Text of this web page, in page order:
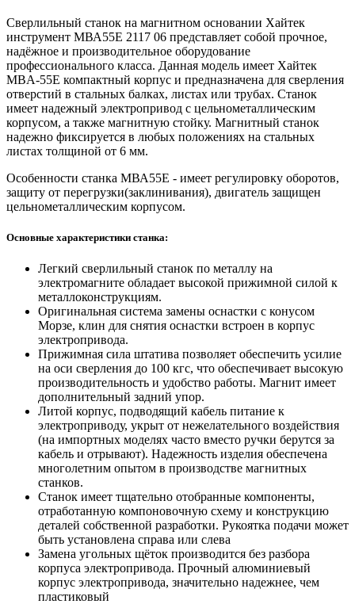
Сверлильный станок на магнитном основании Хайтек
инструмент МВА55Е 2117 06 представляет собой прочное,
надёжное и производительное оборудование
профессионального класса. Данная модель имеет Хайтек
MBА-55Е компактный корпус и предназначена для сверления
отверстий в стальных балках, листах или трубах. Станок
имеет надежный электропривод с цельнометаллическим
корпусом, а также магнитную стойку. Магнитный станок
надежно фиксируется в любых положениях на стальных
листах толщиной от 6 мм.
Особенности станка МВА55E - имеет регулировку оборотов,
защиту от перегрузки(заклинивания), двигатель защищен
цельнометаллическим корпусом.
Основные характеристики станка:
Легкий сверлильный станок по металлу на
электромагните обладает высокой прижимной силой к
металлоконструкциям.
Оригинальная система замены оснастки с конусом
Морзе, клин для снятия оснастки встроен в корпус
электропривода.
Прижимная сила штатива позволяет обеспечить усилие
на оси сверления до 100 кгс, что обеспечивает высокую
производительность и удобство работы. Магнит имеет
дополнительный задний упор.
Литой корпус, подводящий кабель питание к
электроприводу, укрыт от нежелательного воздействия
(на импортных моделях часто вместо ручки берутся за
кабель и отрывают). Надежность изделия обеспечена
многолетним опытом в производстве магнитных
станков.
Станок имеет тщательно отобранные компоненты,
отработанную компоновочную схему и конструкцию
деталей собственной разработки. Рукоятка подачи может
быть установлена справа или слева
Замена угольных щёток производится без разбора
корпуса электропривода. Прочный алюминиевый
корпус электропривода, значительно надежнее, чем
пластиковый